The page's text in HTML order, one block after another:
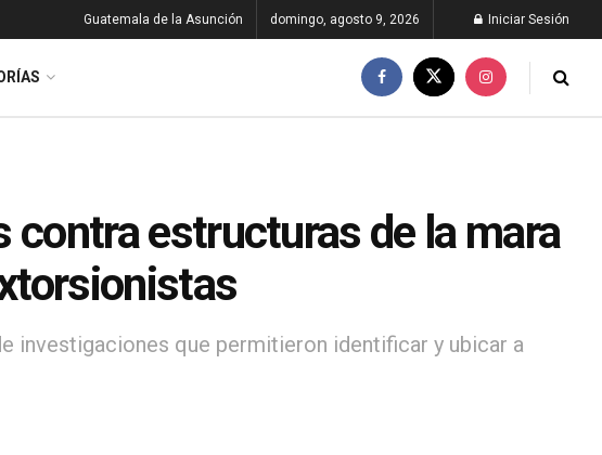
Guatemala de la Asunción domingo, agosto 9, 2026 Iniciar Sesión
estructuras de la mara
investigaciones que permitieron identificar y ubicar a